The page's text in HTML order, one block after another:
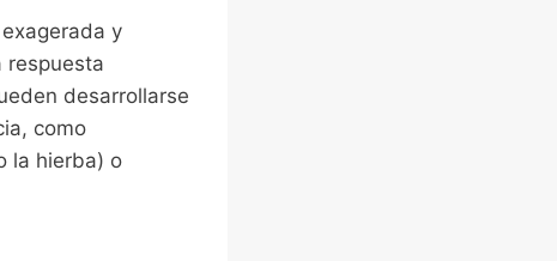
y
respuesta
desarrollarse
como
la hierba) o